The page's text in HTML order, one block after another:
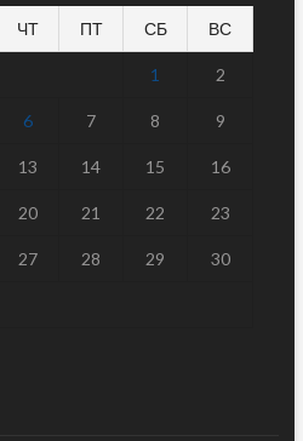
ЧТ ПТ СБ ВС
1 2
6 7 8 9
13 14 15 16
20 21 22 23
27 28 29 30